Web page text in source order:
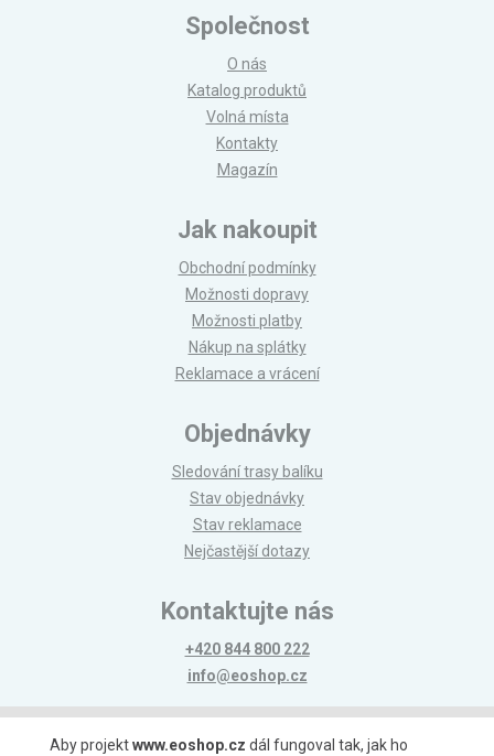
Společnost
O nás
Katalog produktů
Volná místa
Kontakty
Magazín
Jak nakoupit
Obchodní podmínky
Možnosti dopravy
Možnosti platby
Nákup na splátky
Reklamace a vrácení
Objednávky
Sledování trasy balíku
Stav objednávky
Stav reklamace
Nejčastější dotazy
Kontaktujte nás
+420 844 800 222
info@eoshop.cz
Možnosti platby
Aby projektwww.eoshop.cz dál fungoval tak, jak ho